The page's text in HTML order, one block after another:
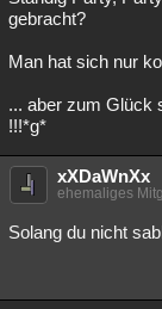
gebracht?
Man hat sich nur
... aber zum Glück
!!!*g*
xXDaWnXx
ehemaliges
Solang du nicht